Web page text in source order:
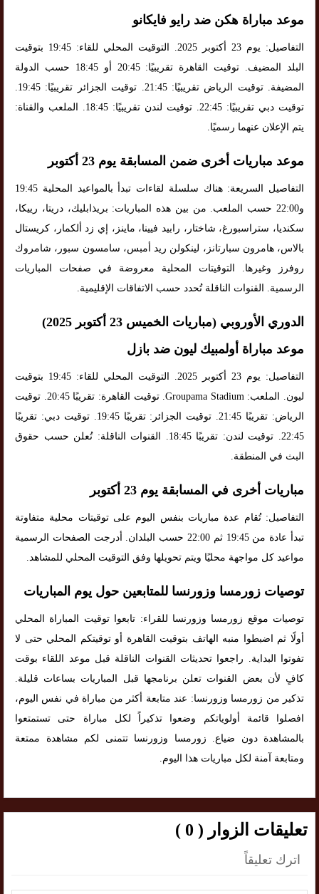
موعد مباراة هكن ضد رايو فايكانو
التفاصيل: يوم 23 أكتوبر 2025. التوقيت المحلي للقاء: 19:45 بتوقيت
البلد المضيف. توقيت القاهرة تقريبيًا: 20:45 أو 18:45 حسب الدولة
المضيفة. توقيت الرياض تقريبيًا: 21:45. توقيت الجزائر تقريبيًا: 19:45.
توقيت دبي تقريبيًا: 22:45. توقيت لندن تقريبيًا: 18:45. الملعب والقناة:
يتم الإعلان عنهما رسميًا.
موعد مباريات أخرى ضمن المسابقة يوم 23 أكتوبر
التفاصيل السريعة: هناك سلسلة لقاءات تبدأ بالمواعيد المحلية 19:45
و22:00 حسب الملعب. من بين هذه المباريات: بريذابليك، دريتا، رييكا،
سكنديا، ستراسبورغ، شاختار، رابيد فيينا، ماينز، إي زد ألكمار، كريستال
بالاس، هامرون سبارتانز، لينكولن ريد أمبس، سامسون سبور، شامروك
روفرز وغيرها. التوقيتات المحلية معروضة في صفحات المباريات
الرسمية. القنوات الناقلة تُحدد حسب الاتفاقات الإقليمية.
الدوري الأوروبي (مباريات الخميس 23 أكتوبر 2025)
موعد مباراة أولمبيك ليون ضد بازل
التفاصيل: يوم 23 أكتوبر 2025. التوقيت المحلي للقاء: 19:45 بتوقيت
ليون. الملعب: Groupama Stadium. توقيت القاهرة: تقريبًا 20:45. توقيت
الرياض: تقريبًا 21:45. توقيت الجزائر: تقريبًا 19:45. توقيت دبي: تقريبًا
22:45. توقيت لندن: تقريبًا 18:45. القنوات الناقلة: تُعلن حسب حقوق
البث في المنطقة.
مباريات أخرى في المسابقة يوم 23 أكتوبر
التفاصيل: تُقام عدة مباريات بنفس اليوم على توقيتات محلية متفاوتة
تبدأ عادة من 19:45 ثم 22:00 حسب البلدان. أدرجت الصفحات الرسمية
مواعيد كل مواجهة محليًا ويتم تحويلها وفق التوقيت المحلي للمشاهد.
توصيات زورمسا وزورنسا للمتابعين حول يوم المباريات
توصيات موقع زورمسا وزورنسا للقراء: تابعوا توقيت المباراة المحلي
أولًا ثم اضبطوا منبه الهاتف بتوقيت القاهرة أو توقيتكم المحلي حتى لا
تفوتوا البداية. راجعوا تحديثات القنوات الناقلة قبل موعد اللقاء بوقت
كافٍ لأن بعض القنوات تعلن برنامجها قبل المباريات بساعات قليلة.
تذكير من زورمسا وزورنسا: عند متابعة أكثر من مباراة في نفس اليوم،
افصلوا قائمة أولوياتكم وضعوا تذكيراً لكل مباراة حتى تستمتعوا
بالمشاهدة دون ضياع. زورمسا وزورنسا تتمنى لكم مشاهدة ممتعة
ومتابعة آمنة لكل مباريات هذا اليوم.
تعليقات الزوار ( 0 )
اترك تعليقاً